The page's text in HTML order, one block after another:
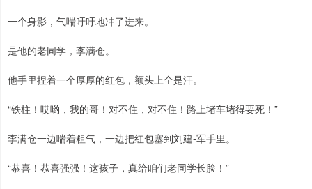
一个身影，气喘吁吁地冲了进来。
是他的老同学，李满仓。
他手里捏着一个厚厚的红包，额头上全是汗。
“铁柱！哎哟，我的哥！对不住，对不住！路上堵车堵得要死！”
李满仓一边喘着粗气，一边把红包塞到刘建-军手里。
“恭喜！恭喜强强！这孩子，真给咱们老同学长脸！”